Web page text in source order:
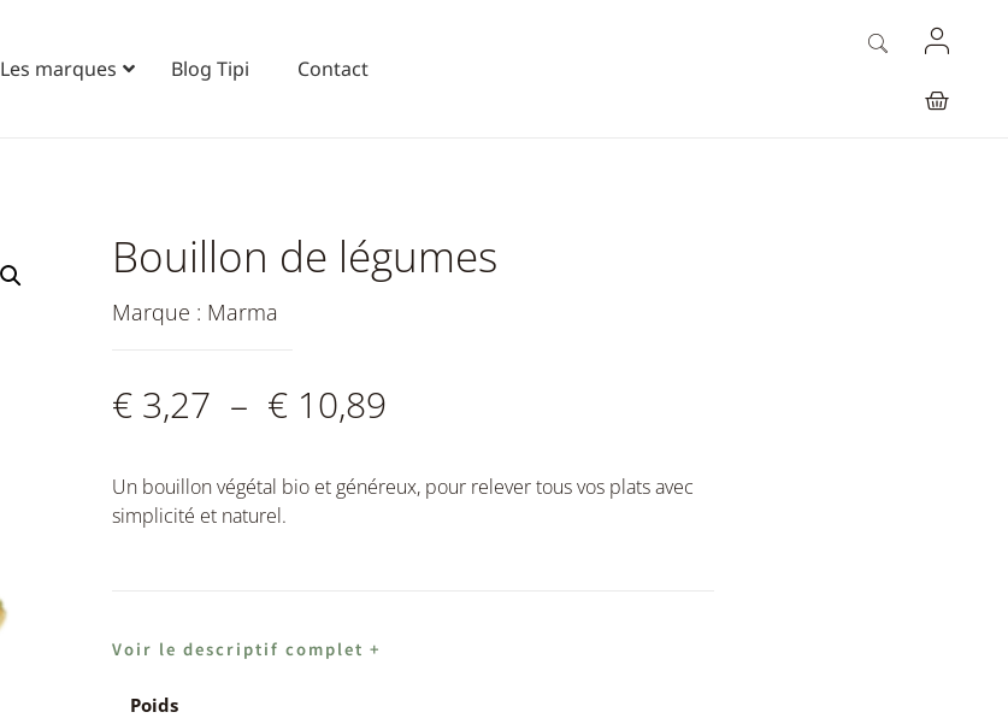
Les marques Blog Tipi Contact
Bouillon de légumes
Marque : Marma
€ 3,27 – € 10,89
Un bouillon végétal bio et généreux, pour relever tous vos plats avec
simplicité et naturel.
Voir le descriptif complet +
Poids